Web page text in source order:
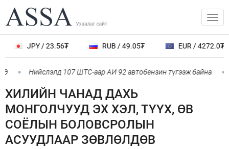
JPY / 23.56₮ RUB / 49.05₮ EUR / 4272.0₮
Нийслэлд 107 ШТС-аар АИ 92 автобензин түгээж байна
ХИЛИЙН ЧАНАД ДАХЬ
МОНГОЛЧУУД ЭХ ХЭЛ, ТҮҮХ, ӨВ
СОЁЛЫН БОЛОВСРОЛЫН
АСУУДЛААР ЗӨВЛӨЛДӨВ